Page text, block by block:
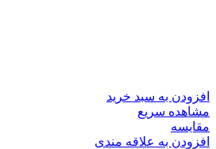
افزودن به سبد خرید
مشاهده سریع
مقایسه
افزودن به علاقه مندی